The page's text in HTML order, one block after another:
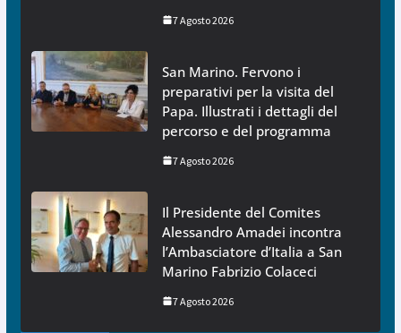
7 Agosto 2026
San Marino. Fervono i
preparativi per la visita del
Papa. Illustrati i dettagli del
percorso e del programma
7 Agosto 2026
Il Presidente del Comites
Alessandro Amadei incontra
l’Ambasciatore d’Italia a San
Marino Fabrizio Colaceci
7 Agosto 2026